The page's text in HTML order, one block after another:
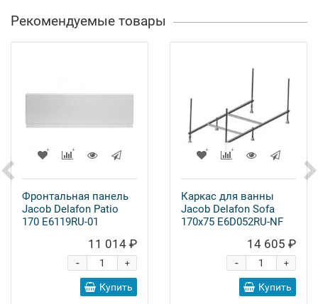
Рекомендуемые товары
Фронтальная панель
Jacob Delafon Patio
170 E6119RU-01
11 014 ₽
+
-
Купить
Каркас для ванны
Jacob Delafon Sofa
170x75 E6D052RU-NF
14 605 ₽
+
-
Купить